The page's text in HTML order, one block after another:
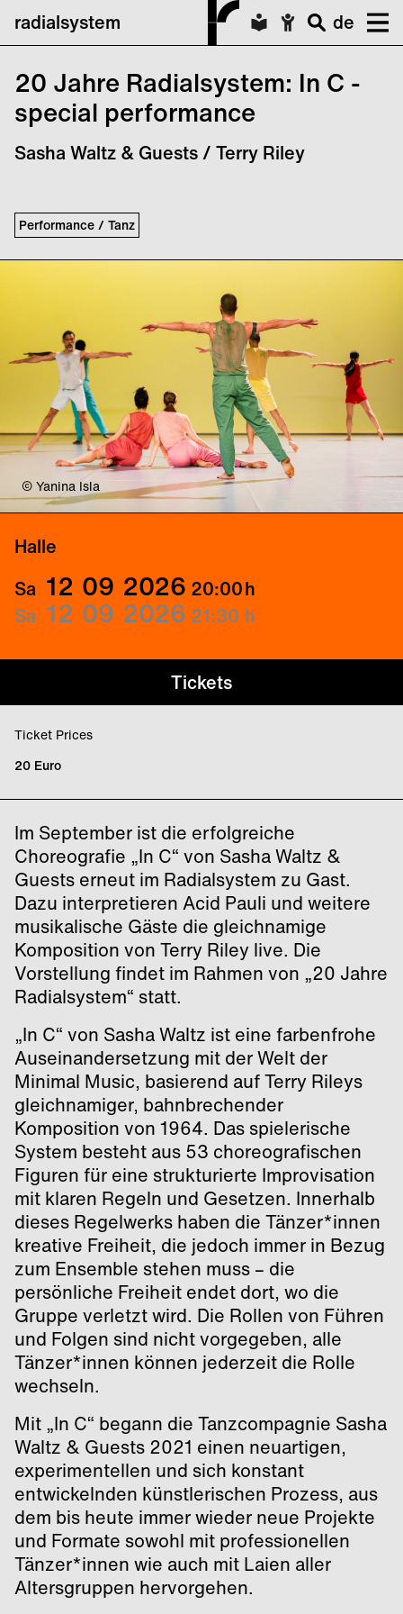
radialsystem de
20 Jahre Radialsystem: In C -
special performance
Sasha Waltz & Guests / Terry Riley
Performance / Tanz
© Yanina Isla
Halle
Sa 12 09 2026 20:00h
Sa 12 09 2026 21:30 h
Tickets
Ticket Prices
20 Euro
Im September ist die erfolgreiche
Choreografie „In C“ von Sasha Waltz &
Guests erneut im Radialsystem zu Gast.
Dazu interpretieren Acid Pauli und weitere
musikalische Gäste die gleichnamige
Komposition von Terry Riley live. Die
Vorstellung findet im Rahmen von „20 Jahre
Radialsystem“ statt.
„In C“ von Sasha Waltz ist eine farbenfrohe
Auseinandersetzung mit der Welt der
Minimal Music, basierend auf Terry Rileys
gleichnamiger, bahnbrechender
Komposition von 1964. Das spielerische
System besteht aus 53 choreografischen
Figuren für eine strukturierte Improvisation
mit klaren Regeln und Gesetzen. Innerhalb
dieses Regelwerks haben die Tänzer*innen
kreative Freiheit, die jedoch immer in Bezug
zum Ensemble stehen muss – die
persönliche Freiheit endet dort, wo die
Gruppe verletzt wird. Die Rollen von Führen
und Folgen sind nicht vorgegeben, alle
Tänzer*innen können jederzeit die Rolle
wechseln.
Mit „In C“ begann die Tanzcompagnie Sasha
Waltz & Guests 2021 einen neuartigen,
experimentellen und sich konstant
entwickelnden künstlerischen Prozess, aus
dem bis heute immer wieder neue Projekte
und Formate sowohl mit professionellen
Tänzer*innen wie auch mit Laien aller
Altersgruppen hervorgehen.